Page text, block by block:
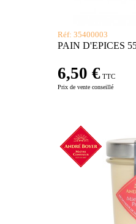
Réf: 35400003
PAIN D'EPICES
6,50 € TTC
Prix de vente conseillé